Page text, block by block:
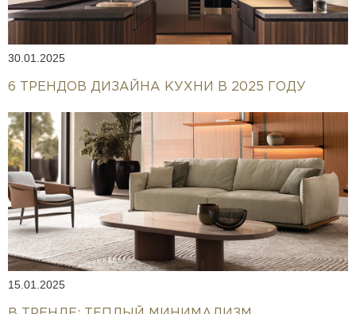
30.01.2025
6 ТРЕНДОВ ДИЗАЙНА КУХНИ В 2025 ГОДУ
15.01.2025